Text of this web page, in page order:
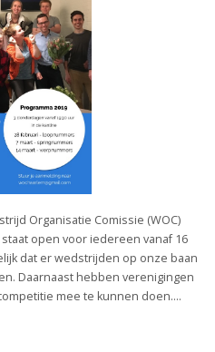
Organisatie Comissie (WOC)
open voor iedereen vanaf 16
dat er wedstrijden op onze baan
Daarnaast hebben verenigingen
mee te kunnen doen….